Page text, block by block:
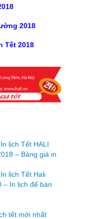
2018
Tết 2018
lịch Tết HALI
– Bảng giá in
lịch Tết Hali
– In lịch để bàn
tết mới nhất